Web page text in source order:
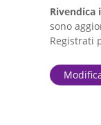
Rivendica
sono
Registrati